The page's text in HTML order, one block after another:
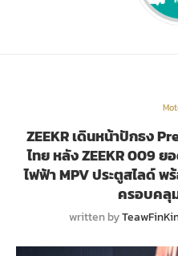
ZEEKR เดินหน้าปักธง
ไทย หลัง ZEEKR 009
ไฟฟ้า MPV ประตูสไลด์ พ
ครอบคลุ
written by